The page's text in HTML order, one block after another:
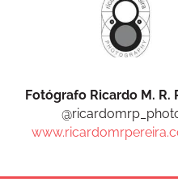
Fotógrafo Ricardo M. R.